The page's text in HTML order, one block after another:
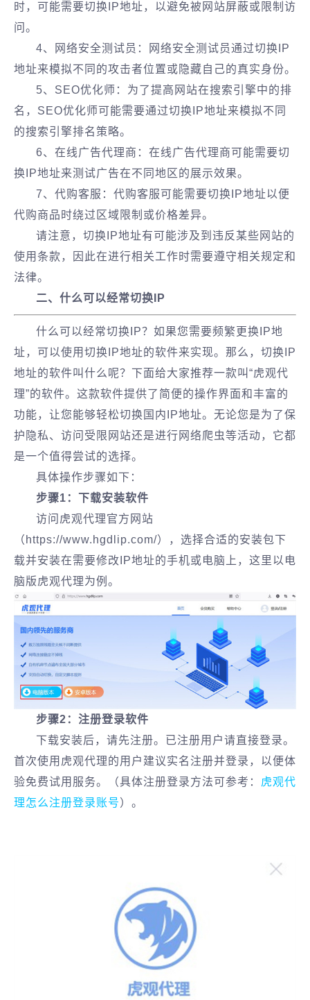
时，可能需要切换IP地址，以避免被网站屏蔽或限制访
问。
4、网络安全测试员：网络安全测试员通过切换IP
地址来模拟不同的攻击者位置或隐藏自己的真实身份。
5、SEO优化师：为了提高网站在搜索引擎中的排
名，SEO优化师可能需要通过切换IP地址来模拟不同
的搜索引擎排名策略。
6、在线广告代理商：在线广告代理商可能需要切
换IP地址来测试广告在不同地区的展示效果。
7、代购客服：代购客服可能需要切换IP地址以便
代购商品时绕过区域限制或价格差异。
请注意，切换IP地址有可能涉及到违反某些网站的
使用条款，因此在进行相关工作时需要遵守相关规定和
法律。
二、什么可以经常切换IP
什么可以经常切换IP？如果您需要频繁更换IP地
址，可以使用切换IP地址的软件来实现。那么，切换IP
地址的软件叫什么呢？下面给大家推荐一款叫“虎观代
理”的软件。这款软件提供了简便的操作界面和丰富的
功能，让您能够轻松切换国内IP地址。无论您是为了保
护隐私、访问受限网站还是进行网络爬虫等活动，它都
是一个值得尝试的选择。
具体操作步骤如下：
步骤1：下载安装软件
访问虎观代理官方网站
（https://www.hgdlip.com/），选择合适的安装包下
载并安装在需要修改IP地址的手机或电脑上，这里以电
脑版虎观代理为例。
步骤2：注册登录软件
下载安装后，请先注册。已注册用户请直接登录。
首次使用虎观代理的用户建议实名注册并登录，以便体
验免费试用服务。（具体注册登录方法可参考： 虎观代
理怎么注册登录账号）。